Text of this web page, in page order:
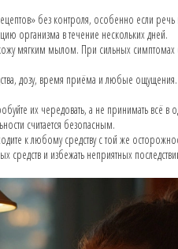
без контроля, особенно если речь
организма в течение нескольких дней.
мягким мылом. При сильных симптомах
дозу, время приёма и любые
их чередовать, а не принимать всё в
считается безопасным.
к любому средству с той же
средств и избежать неприятных